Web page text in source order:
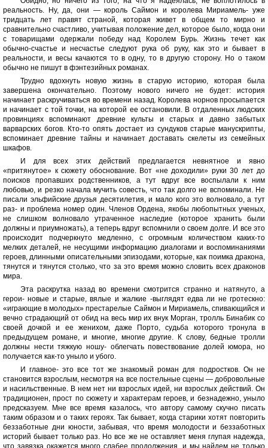
реальность. Ну, да, они — король Саймон и королева Мириамель- уже
тридцать лет правят страной, которая живет в общем то мирно и
сравнительно счастливо, учитывая положение дел, которое было, когда они
с товарищами одержали победу над Королем Бурь. Жизнь течет как
обычно-счастье и несчастье следуют рука об руку, как это и бывает в
реальности, и весы качаются то в одну, то в другую сторону. Но о таком
обычно не пишут в фэнтезийных романах.
Трудно вдохнуть новую жизнь в старую историю, которая была
завершена окончательно. Поэтому нового ничего не будет: история
начинает раскручиваться во времени назад. Королева норнов просыпается
и начинает с той точки, на которой ее остановили. В отдаленных людских
провинциях вспоминают древние культы и старых и давно забытых
варварских богов. Кто-то опять достает из сундуков старые манускрипты,
вспоминает древние тайны и начинает доставать скелеты из семейных
шкафов.
И для всех этих действий предлагается невнятное и явно
«притянутое» к сюжету обоснование. Вот «не доходили» руки 30 лет до
поисков пропавших родственников, а тут вдруг все воспылали к ним
любовью, и резко начала мучить совесть, что так долго не вспоминали. Не
писали эльфийские друзья десятилетия, и мало кого это волновало, а тут
раз- и проблема номер один. Членов Ордена, якобы любопытных ученых,
не слишком волновало утраченное наследие (которое хранить были
должны и приумножать), а теперь вдруг вспомнили о своем долге. И все это
происходит подчеркнуто медленно, с огромным количеством каких-то
мелких деталей, не несущими информацию диалогами и воспоминаниями
героев, длинными описательными эпизодами, которые, как поимка дракона,
тянутся и тянутся столько, что за это время можно словить всех драконов
мира.
Эта раскрутка назад во времени смотрится странно и натянуто, а
герои- новые и старые, вялые и жалкие -выглядят едва ли не гротескно:
«играющие в молодых» престарелые Саймон и Мириамель, спивающийся и
вечно страдающий от обид на весь мир их внук Морган, тролль Бинабик со
своей дочкой и ее женихом, даже Порто, судьба которого тронула в
предыдущем романе, и многие, многие другие. К слову, бедные тролли
должны нести тяжкую ношу- облегчать повествование долей юмора, но
получается как-то уныло и убого.
И главное- это все тот же знакомый роман для подростков. Он не
становится взрослым, несмотря на все постельные сцены — добровольные
и насильственные. В нем нет ни взрослых идей, ни взрослых действий. Он
традиционен, прост по сюжету и характерам героев, и безнадежно, уныло
предсказуем. Мне все время казалось, что автору самому скучно писать
таким образом и о таких героях. Так бывает, когда старики хотят повторить
беззаботные дни юности, забывая, что время молодости и беззаботных
историй бывает только раз. Но все же не оставляет меня глупая надежда,
что завязка окажется много слабее продолжения, и мы найдем не только